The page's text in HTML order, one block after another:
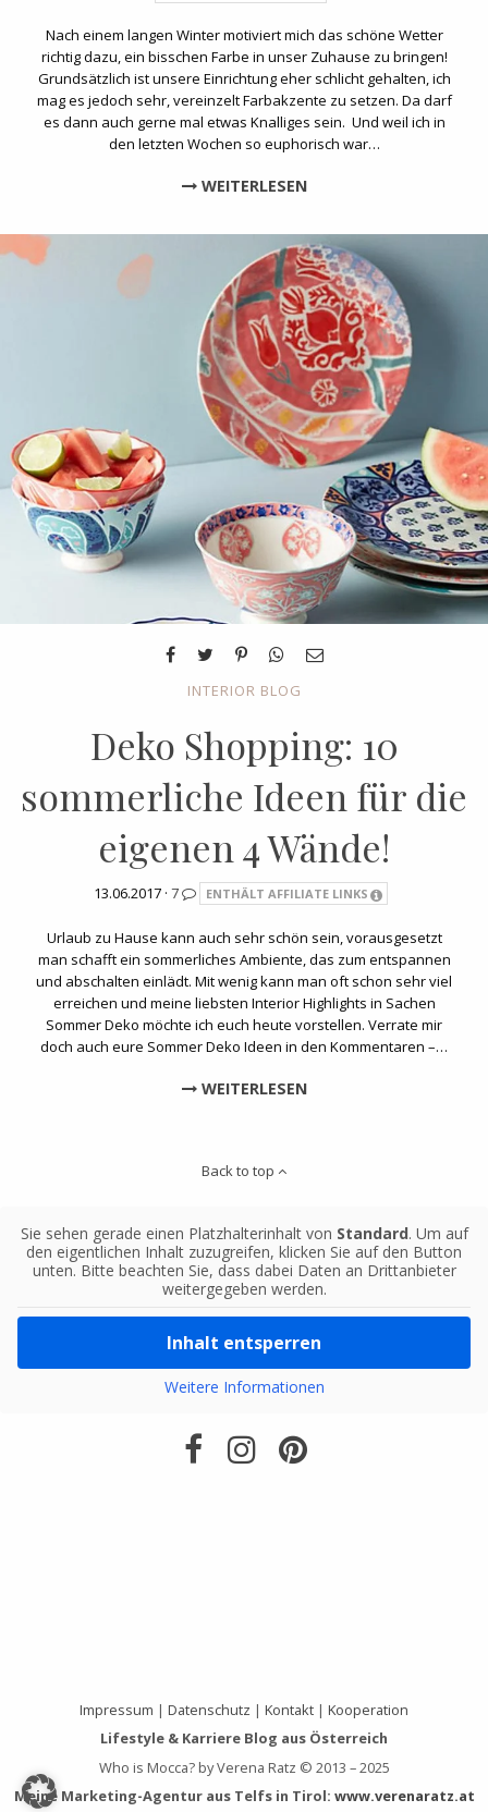
Nach einem langen Winter motiviert mich das schöne Wetter
richtig dazu, ein bisschen Farbe in unser Zuhause zu bringen!
Grundsätzlich ist unsere Einrichtung eher schlicht gehalten, ich
mag es jedoch sehr, vereinzelt Farbakzente zu setzen. Da darf
es dann auch gerne mal etwas Knalliges sein. Und weil ich in
den letzten Wochen so euphorisch war…
WEITERLESEN
INTERIOR BLOG
Deko Shopping: 10
sommerliche Ideen für die
eigenen 4 Wände!
13.06.2017 · 7 ENTHÄLT AFFILIATE LINKS
Urlaub zu Hause kann auch sehr schön sein, vorausgesetzt
man schafft ein sommerliches Ambiente, das zum entspannen
und abschalten einlädt. Mit wenig kann man oft schon sehr viel
erreichen und meine liebsten Interior Highlights in Sachen
Sommer Deko möchte ich euch heute vorstellen. Verrate mir
doch auch eure Sommer Deko Ideen in den Kommentaren –…
WEITERLESEN
Back to top
Sie sehen gerade einen Platzhalterinhalt von Standard. Um auf
den eigentlichen Inhalt zuzugreifen, klicken Sie auf den Button
unten. Bitte beachten Sie, dass dabei Daten an Drittanbieter
weitergegeben werden.
Inhalt entsperren
Weitere Informationen
Impressum | Datenschutz | Kontakt | Kooperation
Lifestyle & Karriere Blog aus Österreich
Who is Mocca? by Verena Ratz © 2013 – 2025
Meine Marketing-Agentur aus Telfs in Tirol: www.verenaratz.at